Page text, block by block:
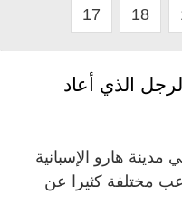
17 18
الذي أعاد
هارو الإسبانية
كلاعب مختلفة كثيرا عن